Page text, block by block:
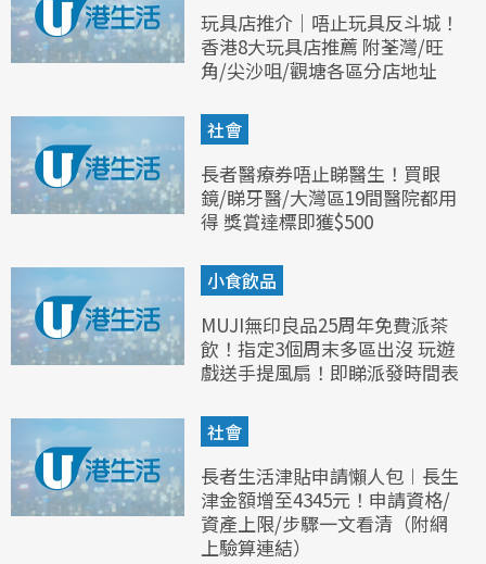
玩具店推介｜唔止玩具反斗城！
香港8大玩具店推薦 附荃灣/旺
角/尖沙咀/觀塘各區分店地址
社會
長者醫療券唔止睇醫生！買眼
鏡/睇牙醫/大灣區19間醫院都用
得 獎賞達標即獲$500
小食飲品
MUJI無印良品25周年免費派茶
飲！指定3個周末多區出沒 玩遊
戲送手提風扇！即睇派發時間表
社會
長者生活津貼申請懶人包︱長生
津金額增至4345元！申請資格/
資產上限/步驟一文看清（附網
上驗算連結）